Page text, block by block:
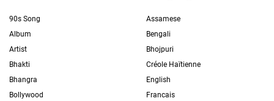
90s Song
Album
Artist
Bhakti
Bhangra
Bollywood
Assamese
Bengali
Bhojpuri
Créole Haïtienne
English
Francais